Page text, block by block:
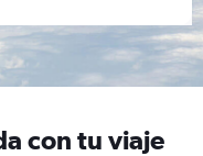
con tu viaje